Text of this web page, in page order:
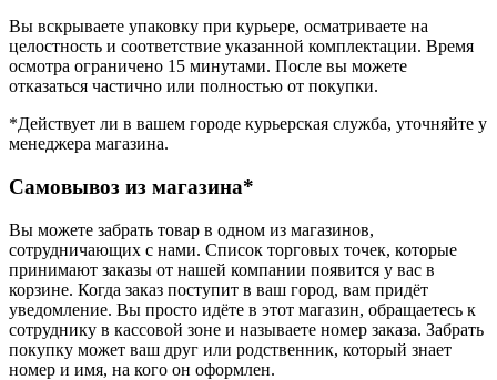
Вы вскрываете упаковку при курьере, осматриваете на
целостность и соответствие указанной комплектации. Время
осмотра ограничено 15 минутами. После вы можете
отказаться частично или полностью от покупки.
*Действует ли в вашем городе курьерская служба, уточняйте у
менеджера магазина.
Самовывоз из магазина*
Вы можете забрать товар в одном из магазинов,
сотрудничающих с нами. Список торговых точек, которые
принимают заказы от нашей компании появится у вас в
корзине. Когда заказ поступит в ваш город, вам придёт
уведомление. Вы просто идёте в этот магазин, обращаетесь к
сотруднику в кассовой зоне и называете номер заказа. Забрать
покупку может ваш друг или родственник, который знает
номер и имя, на кого он оформлен.